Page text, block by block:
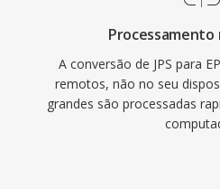
Processamento
A conversão de JPS para
remotos, não no seu
grandes são processadas